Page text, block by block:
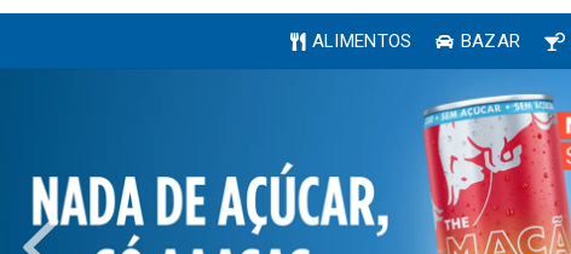
ALIMENTOS BAZAR